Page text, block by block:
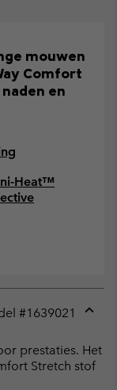
mouwen
Comfort
en
Heat™
#1639021
or
prestaties. Het
Stretch stof